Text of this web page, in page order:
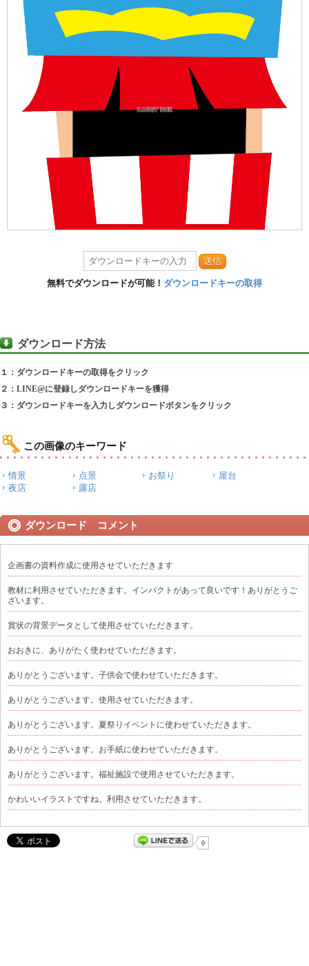
送信
無料でダウンロードが可能！ ダウンロードキーの取得
ダウンロード方法
１：ダウンロードキーの取得をクリック
２：LINE@に登録しダウンロードキーを獲得
３：ダウンロードキーを入力しダウンロードボタンをクリック
この画像のキーワード
情景 点景 お祭り
屋台
夜店
露店
ダウンロード コメント
企画書の資料作成に使用させていただきます
教材に利用させていただきます。インパクトがあって良いです！ありがとうご
ざいます。
賞状の背景データとして使用させていただきます。
おおきに、ありがたく使わせていただきます。
ありがとうございます。子供会で使わせていただきます。
ありがとうございます。使用させていただきます。
ありがとうございます。夏祭りイベントに使わせていただきます。
ありがとうございます。お手紙に使わせていただきます。
ありがとうございます。福祉施設で使用させていただきます。
かわいいイラストですね。利用させていただきます。
0